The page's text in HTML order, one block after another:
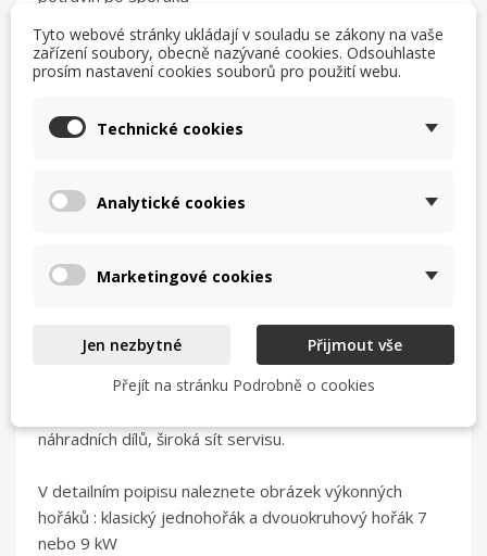
- věčný plamínek
- termopojistka
- mohutné litinové rošty
Technické data :
- výkon plynu 32,5 až 36,5 kW
kW dvojhořák a 9 kW dvojhořák )
Přední evropský výrobce varné gastro technologie.
náhradních dílů, široká sít servisu.
V detailním poipisu naleznete obrázek výkonných
hořáků : klasický jednohořák a dvouokruhový hořák 7
nebo 9 kW
Tyto webové stránky ukládají v souladu se zákony na vaše
zařízení soubory, obecně nazývané cookies. Odsouhlaste
prosím nastavení cookies souborů pro použití webu.
Technické cookies
Analytické cookies
Marketingové cookies
Jen nezbytné
Přijmout vše
Přejít na stránku Podrobně o cookies